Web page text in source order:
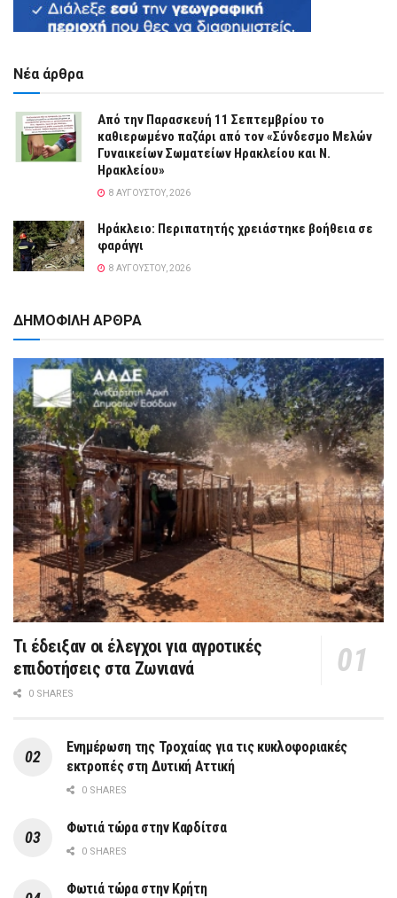
Νέα άρθρα
Από την Παρασκευή 11 Σεπτεμβρίου το
καθιερωμένο παζάρι από τον «Σύνδεσμο Μελών
Γυναικείων Σωματείων Ηρακλείου και Ν.
Ηρακλείου»
8 ΑΥΓΟΎΣΤΟΥ, 2026
Ηράκλειο: Περιπατητής χρειάστηκε βοήθεια σε
φαράγγι
8 ΑΥΓΟΎΣΤΟΥ, 2026
ΔΗΜΟΦΙΛΗ ΑΡΘΡΑ
Τι έδειξαν οι έλεγχοι για αγροτικές
επιδοτήσεις στα Ζωνιανά
0 SHARES
Ενημέρωση της Τροχαίας για τις κυκλοφοριακές
εκτροπές στη Δυτική Αττική
0 SHARES
Φωτιά τώρα στην Καρδίτσα
0 SHARES
Φωτιά τώρα στην Κρήτη